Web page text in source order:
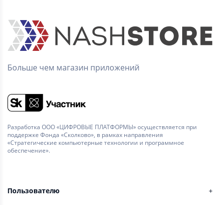
Больше чем магазин приложений
Разработка ООО «ЦИФРОВЫЕ ПЛАТФОРМЫ» осуществляется при
поддержке Фонда «Сколково», в рамках направления
«Стратегические компьютерные технологии и программное
обеспечение».
Пользователю